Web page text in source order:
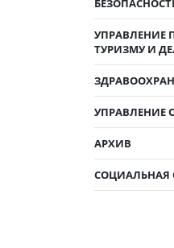
УПРАВЛЕНИЕ
ТУРИЗМУ И
УПРАВЛЕНИЕ
АРХИВ
СОЦИАЛЬНАЯ